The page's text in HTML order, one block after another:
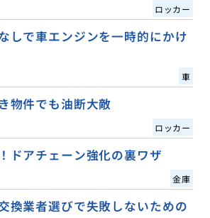
ロッカー
しで車エンジンを一時的にかけ
車
物件でも油断大敵
ロッカー
ドアチェーン強化の裏ワザ
金庫
換業者選びで失敗しないための